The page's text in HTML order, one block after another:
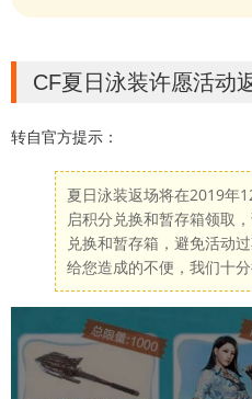
CF夏日泳装许愿活动
转自官方提示：
夏日泳装返场将在2019年
启积分兑换和暂存箱领取
兑换和暂存箱，避免活动
给您造成的不便，我们十